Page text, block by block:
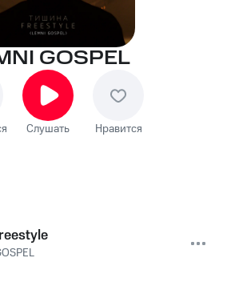
GOSPEL
Слушать Нравится